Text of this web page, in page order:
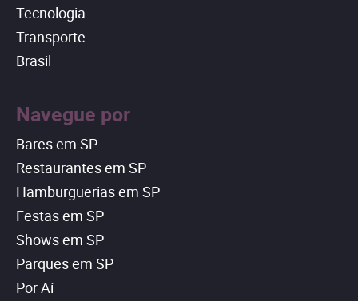
Tecnologia
Transporte
Brasil
Navegue por
Bares em SP
Restaurantes em SP
Hamburguerias em SP
Festas em SP
Shows em SP
Parques em SP
Por Aí